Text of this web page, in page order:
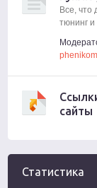
Все, что
тюнинг
сайты
Статистика